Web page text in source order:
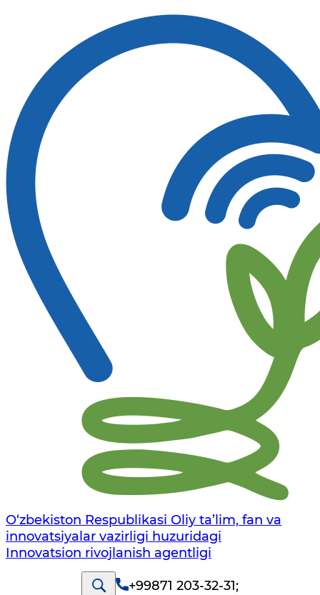
O‘zbekiston Respublikasi Oliy ta’lim, fan va
innovatsiyalar vazirligi huzuridagi
Innovatsion rivojlanish agentligi
+99871 203-32-31;